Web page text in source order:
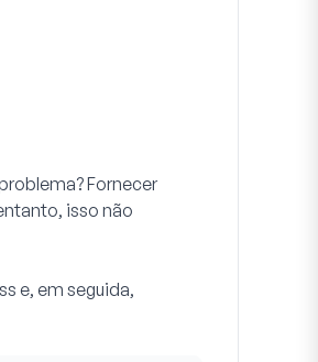
Fornecer
isso não
e, em seguida,